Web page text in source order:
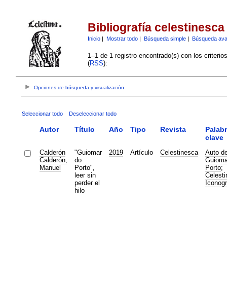
Bibliografía celestinesca
Inicio| Mostrar todo| Búsqueda simple| Búsqueda
1–1 de 1 registro encontrado(s) con los
(RSS):
Opciones de búsqueda y visualización
Seleccionar todo Deseleccionar todo
Autor Título Año Tipo Revista
clave
Calderón
Calderón,
Manuel
"Guiomar
do
Porto",
leer sin
perder el
hilo
2019 Artículo Celestinesca
Auto
Porto;